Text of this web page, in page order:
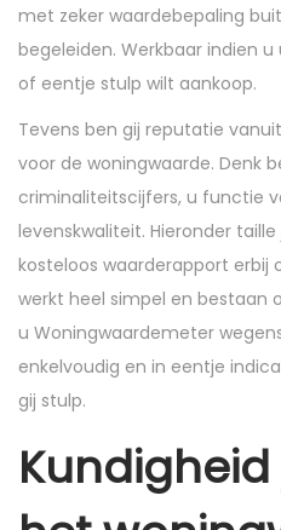
met zeker waardebepaling
begeleiden. Werkbaar indien
of eentje stulp wilt aankoop.
Tevens ben gij reputatie
voor de woningwaarde. Denk
criminaliteitscijfers, u functie
levenskwaliteit. Hieronder
kosteloos waarderapport erbij
werkt heel simpel en bestaan
u Woningwaardemeter
enkelvoudig en in eentje
gij stulp.